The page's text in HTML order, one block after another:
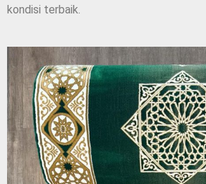
kondisi terbaik.